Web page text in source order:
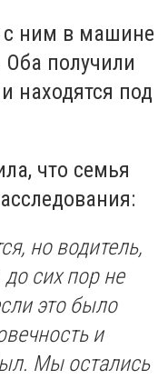
с ним в машине
Оба получили
находятся под
что семья
но водитель,
сих пор не
это было
и
Мы остались